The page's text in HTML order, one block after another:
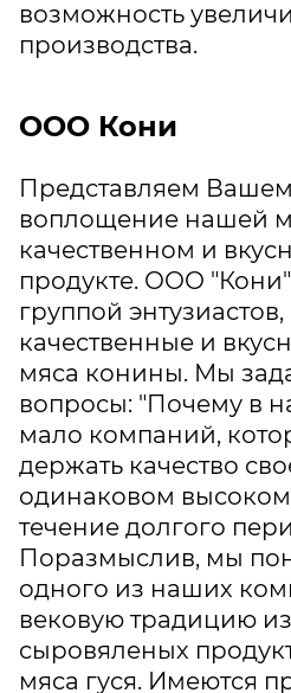
возможность
производства.
ООО Кони
Представляем
воплощение нашей
качественном и
продукте. ООО
группой
качественные и
мяса конины. Мы
вопросы: "Почему в
мало компаний,
держать качество
одинаковом
течение долгого
Поразмыслив, мы
одного из наших
вековую традицию
сыровяленых
мяса гуся. Имеются